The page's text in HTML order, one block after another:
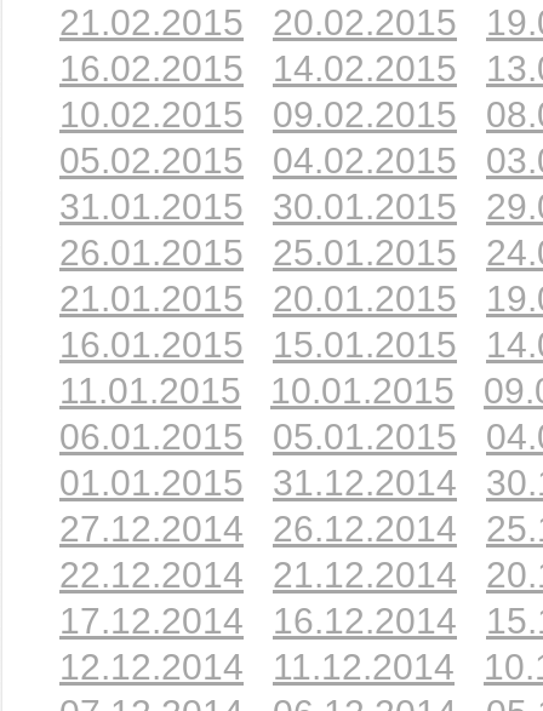
21.02.2015
20.02.2015
16.02.2015
14.02.2015
10.02.2015
09.02.2015
05.02.2015
04.02.2015
31.01.2015
30.01.2015
26.01.2015
25.01.2015
21.01.2015
20.01.2015
16.01.2015
15.01.2015
11.01.2015
10.01.2015
06.01.2015
05.01.2015
01.01.2015
31.12.2014
27.12.2014
26.12.2014
22.12.2014
21.12.2014
17.12.2014
16.12.2014
12.12.2014
11.12.2014